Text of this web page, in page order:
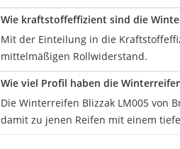
Wie kraftstoffeffizient sind die
Mit der Einteilung in die
mittelmäßigen Rollwiderstand.
Wie viel Profil haben die
Die Winterreifen Blizzak LM005 von
damit zu jenen Reifen mit einem